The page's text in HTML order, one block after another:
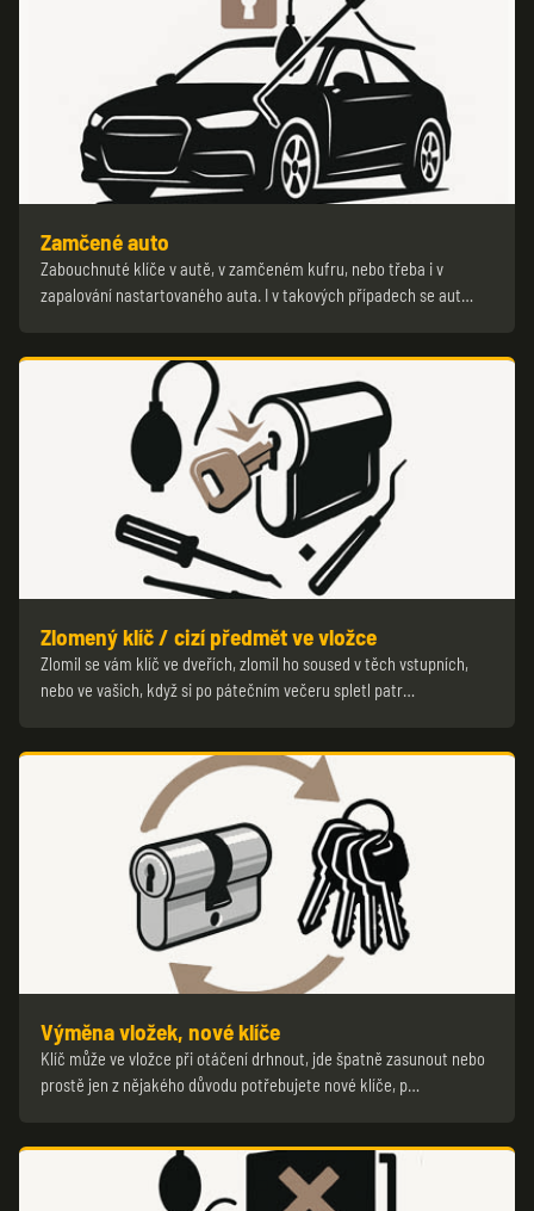
Zamčené auto
Zabouchnuté klíče v autě, v zamčeném kufru, nebo třeba i v
zapalování nastartovaného auta. I v takových případech se aut…
Zlomený klíč / cizí předmět ve vložce
Zlomil se vám klíč ve dveřích, zlomil ho soused v těch vstupních,
nebo ve vašich, když si po pátečním večeru spletl patr…
Výměna vložek, nové klíče
Klíč může ve vložce při otáčení drhnout, jde špatně zasunout nebo
prostě jen z nějakého důvodu potřebujete nové klíče, p…